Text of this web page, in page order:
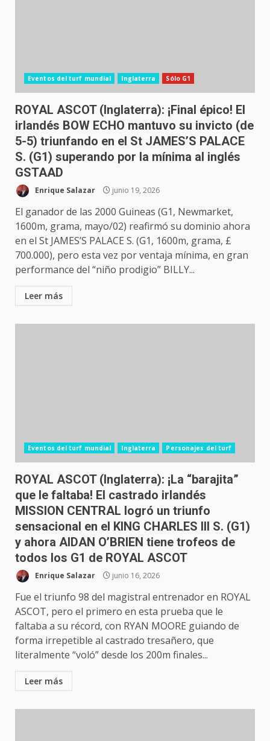
Eventos del turf mundial Inglaterra Sólo G1
ROYAL ASCOT (Inglaterra): ¡Final épico! El
irlandés BOW ECHO mantuvo su invicto (de
5-5) triunfando en el St JAMES’S PALACE
S. (G1) superando por la mínima al inglés
GSTAAD
Enrique Salazar junio 19, 2026
El ganador de las 2000 Guineas (G1, Newmarket,
1600m, grama, mayo/02) reafirmó su dominio ahora
en el St JAMES’S PALACE S. (G1, 1600m, grama, £
700.000), pero esta vez por ventaja mínima, en gran
performance del “niño prodigio” BILLY...
Leer más
Eventos del turf mundial Inglaterra Personajes del turf
ROYAL ASCOT (Inglaterra): ¡La “barajita”
que le faltaba! El castrado irlandés
MISSION CENTRAL logró un triunfo
sensacional en el KING CHARLES III S. (G1)
y ahora AIDAN O’BRIEN tiene trofeos de
todos los G1 de ROYAL ASCOT
Enrique Salazar junio 16, 2026
Fue el triunfo 98 del magistral entrenador en ROYAL
ASCOT, pero el primero en esta prueba que le
faltaba a su récord, con RYAN MOORE guiando de
forma irrepetible al castrado tresañero, que
literalmente “voló” desde los 200m finales...
Leer más